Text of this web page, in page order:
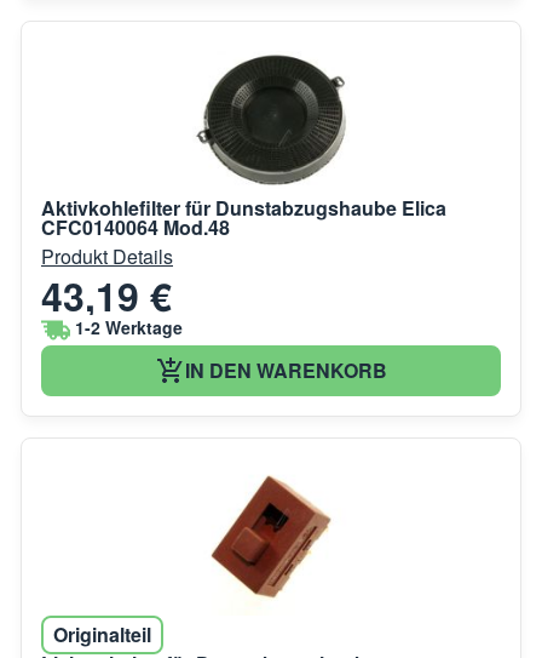
Aktivkohlefilter für Dunstabzugshaube Elica
CFC0140064 Mod.48
Produkt Details
43,19 €
1-2 Werktage
IN DEN WARENKORB
Originalteil